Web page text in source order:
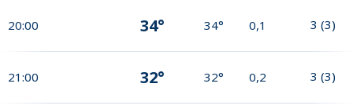
20:00 34° 34° 0,1 3 (3)
21:00 32° 32° 0,2 3 (3)